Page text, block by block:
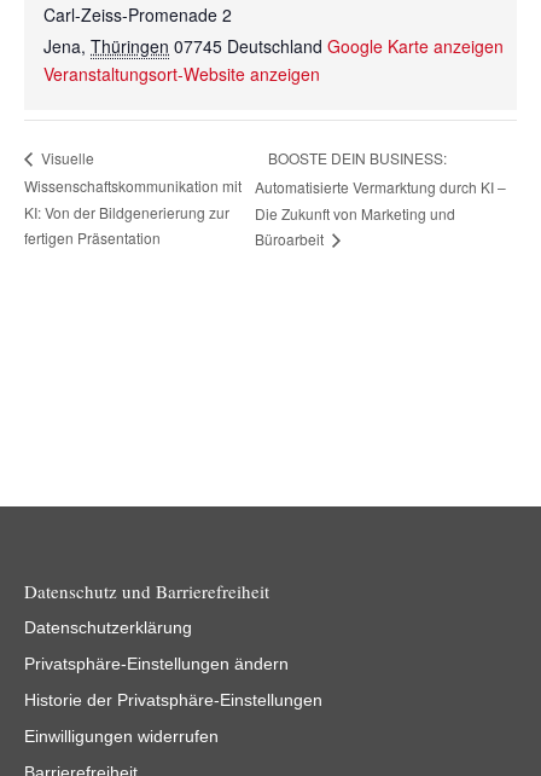
Carl-Zeiss-Promenade 2
Jena, Thüringen 07745 Deutschland Google Karte anzeigen
Veranstaltungsort-Website anzeigen
Visuelle
Wissenschaftskommunikation mit
KI: Von der Bildgenerierung zur
fertigen Präsentation
BOOSTE DEIN BUSINESS:
Automatisierte Vermarktung durch KI –
Die Zukunft von Marketing und
Büroarbeit
Datenschutz und Barrierefreiheit
Datenschutzerklärung
Privatsphäre-Einstellungen ändern
Historie der Privatsphäre-Einstellungen
Einwilligungen widerrufen
Barrierefreiheit